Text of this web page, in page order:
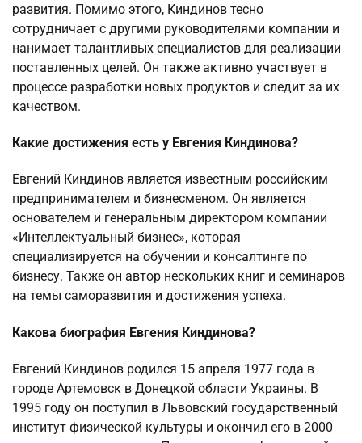
развития. Помимо этого, Киндинов тесно
сотрудничает с другими руководителями компании и
нанимает талантливых специалистов для реализации
поставленных целей. Он также активно участвует в
процессе разработки новых продуктов и следит за их
качеством.
Какие достижения есть у Евгения Киндинова?
Евгений Киндинов является известным российским
предпринимателем и бизнесменом. Он является
основателем и генеральным директором компании
«Интеллектуальный бизнес», которая
специализируется на обучении и консалтинге по
бизнесу. Также он автор нескольких книг и семинаров
на темы саморазвития и достижения успеха.
Какова биография Евгения Киндинова?
Евгений Киндинов родился 15 апреля 1977 года в
городе Артемовск в Донецкой области Украины. В
1995 году он поступил в Львовский государственный
институт физической культуры и окончил его в 2000